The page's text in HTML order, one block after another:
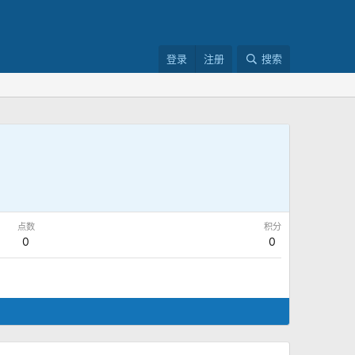
登录 注册 搜索
点数
0
积分
0